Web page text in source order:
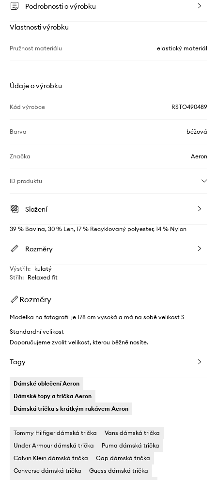
Podrobnosti o výrobku
Vlastnosti výrobku
Pružnost materiálu elastický materiál
Údaje o výrobku
Kód výrobce RSTO490489
Barva béžová
Značka Aeron
ID produktu
Složení
39 % Bavlna, 30 % Len, 17 % Recyklovaný polyester, 14 % Nylon
Rozměry
Výstřih: kulatý
Střih: Relaxed fit
Rozměry
Modelka na fotografii je 178 cm vysoká a má na sobě velikost S
Standardní velikost
Doporučujeme zvolit velikost, kterou běžně nosíte.
Tagy
Dámské oblečení Aeron
Dámské topy a trička Aeron
Dámská trička s krátkým rukávem Aeron
Tommy Hilfiger dámská trička
Vans dámská trička
Under Armour dámská trička
Puma dámská trička
Calvin Klein dámská trička
Gap dámská trička
Converse dámská trička
Guess dámská trička